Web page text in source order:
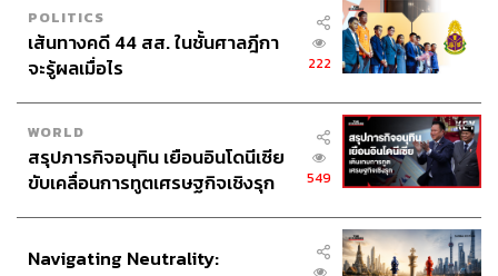
แต่เซ้งยังเป็นตัวละครที่คอยสร้างสีสันให้กับเรื่องได้เป็นอย่าง
POLITICS
เส้นทางคดี 44 สส. ในชั้นศาลฎีกา
จะรู้ผลเมื่อไร
222
WORLD
สรุปภารกิจอนุทิน เยือนอินโดนีเซีย
ขับเคลื่อนการทูตเศรษฐกิจเชิงรุก
549
Navigating Neutrality: